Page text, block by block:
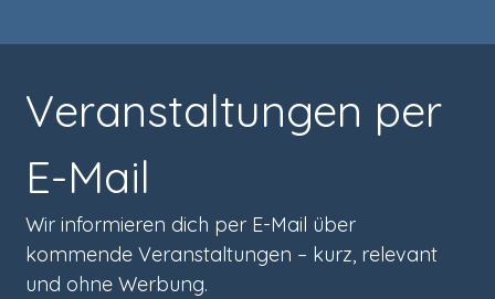
Veranstaltungen per
E-Mail
Wir informieren dich per E-Mail über
kommende Veranstaltungen – kurz, relevant
und ohne Werbung.